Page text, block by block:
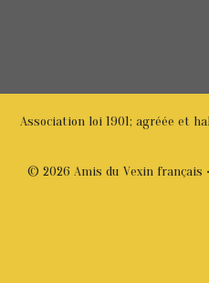
Association loi 1901; agréée et
© 2026 Amis du Vexin français